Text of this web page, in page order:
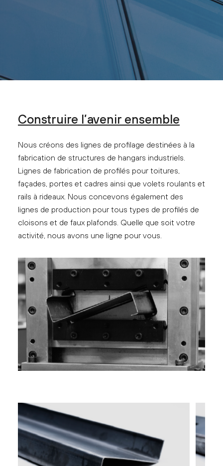
Construire l’avenir ensemble
Nous créons des lignes de profilage destinées à la
fabrication de structures de hangars industriels.
Lignes de fabrication de profilés pour toitures,
façades, portes et cadres ainsi que volets roulants et
rails à rideaux. Nous concevons également des
lignes de production pour tous types de profilés de
cloisons et de faux plafonds. Quelle que soit votre
activité, nous avons une ligne pour vous.